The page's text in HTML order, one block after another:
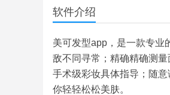
软件介绍
美可发型app，是一款专业
敌不同寻常；精确精确测
手术级彩妆具体指导；随
你轻轻松松美肤。